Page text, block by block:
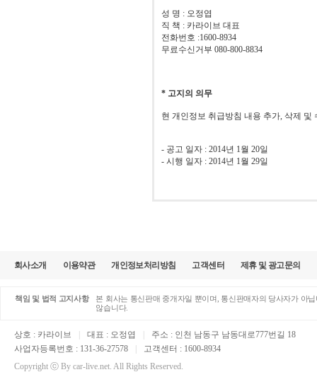
성 명 : 오정엽
직 책 : 카라이브 대표
전화번호 :1600-8934
무료수신거부 080-800-8834
* 고지의 의무
현 개인정보 취급방침 내용 추가, 삭제
- 공고 일자 : 2014년 1월 20일
- 시행 일자 : 2014년 1월 29일
회사소개 이용약관 개인정보처리방침 고객센터 제휴 및 광고문의
책임 및 법적 고지사항
본 회사는 통신판매 중개자일 뿐이며, 통신판매자의 당사자가 아
않습니다.
상호 : 카라이브 대표 : 오정엽
주소 : 인천 남동구 남동대로777번길 18
사업자등록번호 : 131-36-27578
고객센터 : 1600-8934
Copyright ⓒ By car-live.net. All Rights Reserved.